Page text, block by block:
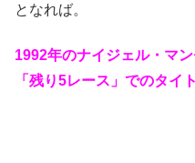
となれば。
1992年のナイジェル・マ
「残り5レース」でのタイ